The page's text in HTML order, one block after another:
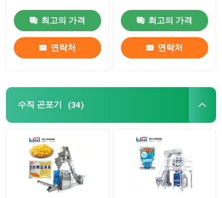
최고의 가격
연락처
최고의 가격
연락처
수직 곤포기 (34)